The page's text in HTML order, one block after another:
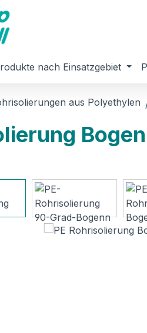
nach Einsatzgebiet
aus Polyethylen